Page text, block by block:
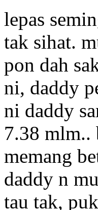
lepas
tak sihat.
pon dah
ni, daddy
ni daddy
7.38 mlm..
memang
daddy n
tau tak,